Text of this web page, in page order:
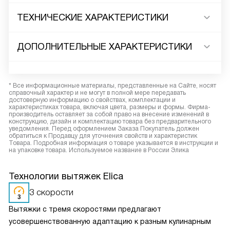
ТЕХНИЧЕСКИЕ ХАРАКТЕРИСТИКИ
ДОПОЛНИТЕЛЬНЫЕ ХАРАКТЕРИСТИКИ
* Все информационные материалы, представленные на Сайте, носят
справочный характер и не могут в полной мере передавать
достоверную информацию о свойствах, комплектации и
характеристиках товара, включая цвета, размеры и формы. Фирма-
производитель оставляет за собой право на внесение изменений в
конструкцию, дизайн и комплектацию товара без предварительного
уведомления. Перед оформлением Заказа Покупатель должен
обратиться к Продавцу для уточнения свойств и характеристик
Товара. Подробная информация о товаре указывается в инструкции и
на упаковке товара. Используемое название в России Элика
Технологии вытяжек Elica
3 скорости
Вытяжки с тремя скоростями предлагают
усовершенствованную адаптацию к разным кулинарным